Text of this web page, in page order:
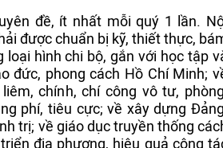
đề, ít nhất mỗi quý 1 lần.
được chuẩn bị kỹ, thiết thực,
hình chi bộ, gắn với học tập
đức, phong cách Hồ Chí Minh;
chính, chí công vô tư,
phí, tiêu cực; về xây dựng
trị; về giáo dục truyền thống
địa phương, hiệu quả công